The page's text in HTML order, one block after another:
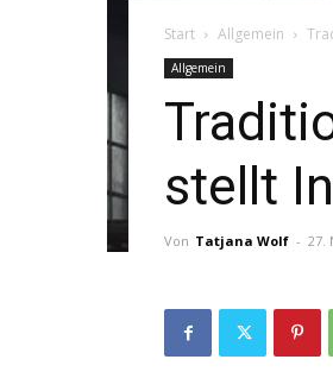
Start Allgemein
Allgemein
stellt
Von Tatjana Wolf - 27.